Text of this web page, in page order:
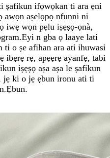
ṣafikun ifọwọkan ti ara ẹni
awọn aṣelọpọ nfunni ni
iwẹ wọn pẹlu iṣẹṣọ-ọnà,
n gba ọ laaye lati
ti o ṣe afihan ara ati ihuwasi
ibẹrẹ rẹ, apẹẹrẹ ayanfẹ, tabi
iṣẹṣọ aṣa aṣa le ṣafikun
jẹ ki o jẹ ẹbun ironu ati ti